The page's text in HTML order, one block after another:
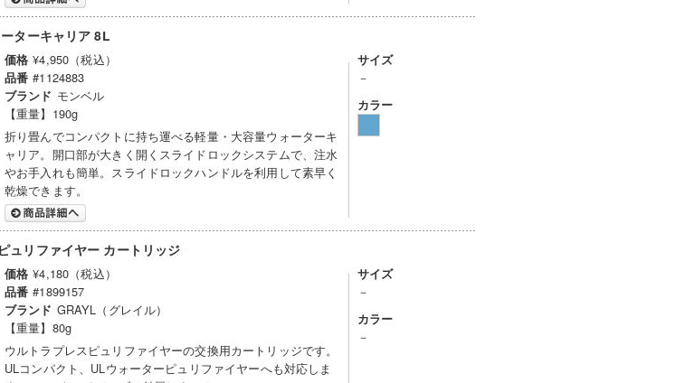
ターキャリア 8L
価格 ¥4,950（税込）
品番 #1124883
ブランド モンベル
【重量】190g
折り畳んでコンパクトに持ち運べる軽量・大容量ウォーターキ
ャリア。開口部が大きく開くスライドロックシステムで、注水
やお手入れも簡単。スライドロックハンドルを利用して素早く
乾燥できます。
サイズ
－
カラー
ュリファイヤー カートリッジ
価格 ¥4,180（税込）
品番 #1899157
ブランド GRAYL（グレイル）
【重量】80g
ウルトラプレスピュリファイヤーの交換用カートリッジです。
ULコンパクト、ULウォーターピュリファイヤーへも対応しま
サイズ
－
カラー
－